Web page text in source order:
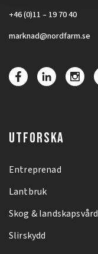
+46 (0)11 – 19 70 40
marknad@nordfarm.se
UTFORSKA
Entreprenad
Lantbruk
Skog & landskapsvård
Slirskydd